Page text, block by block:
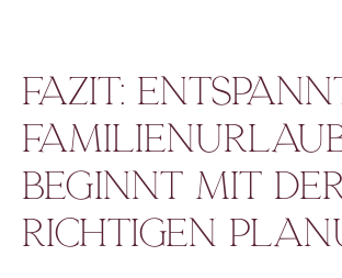
Fazit:
beginnt mit
richtigen